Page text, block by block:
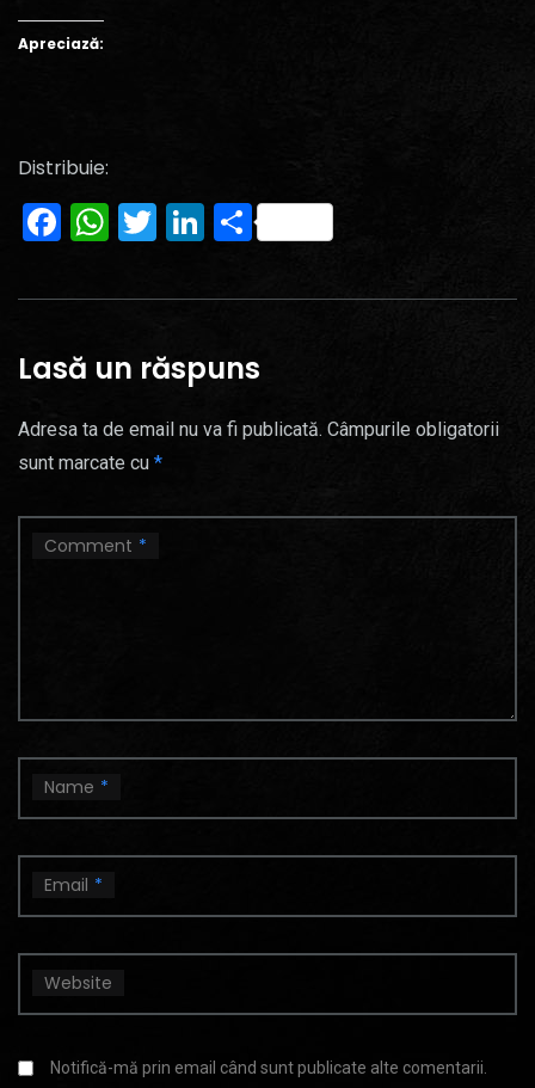
Apreciază:
Distribuie:
Facebook
WhatsApp
Twitter
LinkedIn
Partajează
Lasă un răspuns
Adresa ta de email nu va fi publicată. Câmpurile obligatorii
sunt marcate cu *
Comment *
Name *
Email *
Website
Notifică-mă prin email când sunt publicate alte comentarii.